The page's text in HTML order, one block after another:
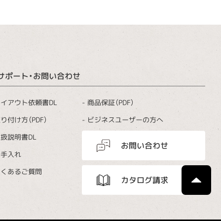
ポート・お問い合わせ
アウト依頼書DL
付け方（PDF）
説明書DL
入れ
あるご質問
商品保証（PDF）
ビジネスユーザーの方へ
お問い合わせ
カタログ請求